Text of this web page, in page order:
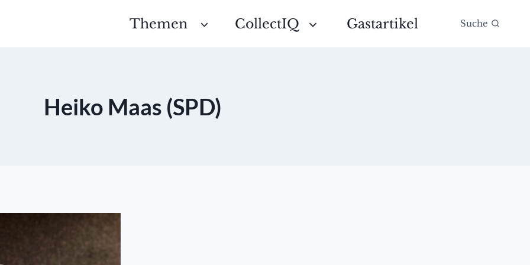
Themen CollectIQ Gastartikel Suche
Heiko Maas (SPD)